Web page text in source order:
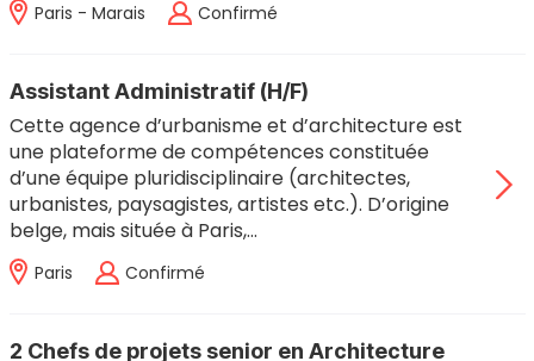
Paris - Marais Confirmé
Assistant Administratif (H/F)
Cette agence d’urbanisme et d’architecture est
une plateforme de compétences constituée
d’une équipe pluridisciplinaire (architectes,
urbanistes, paysagistes, artistes etc.). D’origine
belge, mais située à Paris,…
Paris Confirmé
2 Chefs de projets senior en Architecture